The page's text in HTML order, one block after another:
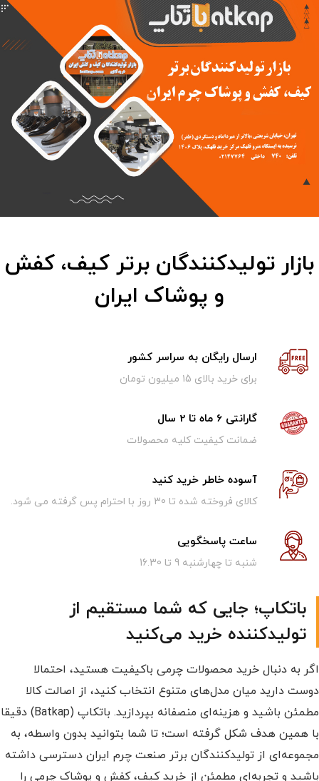
بازار تولیدکنندگان برتر کیف، کفش
و پوشاک ایران
ارسال رایگان به سراسر کشور
برای خرید بالای ۱5 میلیون تومان
گارانتی 6 ماه تا 2 سال
ضمانت کیفیت کلیه محصولات
آسوده خاطر خرید کنید
کالای فروخته شده تا 30 روز با احترام پس گرفته می شود.
ساعت پاسخگویی
شنبه تا چهارشنبه 9 تا 16.30
باتکاپ؛ جایی که شما مستقیم از
تولیدکننده خرید می‌کنید
اگر به دنبال خرید محصولات چرمی باکیفیت هستید، احتمالا
دوست دارید میان مدل‌های متنوع انتخاب کنید، از اصالت کالا
مطمئن باشید و هزینه‌ای منصفانه بپردازید. باتکاپ (Batkap) دقیقا
با همین هدف شکل گرفته است؛ تا شما بتوانید بدون واسطه، به
مجموعه‌ای از تولیدکنندگان برتر صنعت چرم ایران دسترسی داشته
باشید و تجربه‌ای مطمئن از خرید کیف، کفش و پوشاک چرمی را